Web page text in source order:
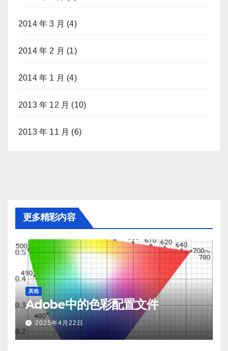
2014 年 3 月 (4)
2014 年 2 月 (1)
2014 年 1 月 (4)
2013 年 12 月 (10)
2013 年 11 月 (6)
更多精彩内容
其他
Adobe中的色彩配置文件
2025年4月22日